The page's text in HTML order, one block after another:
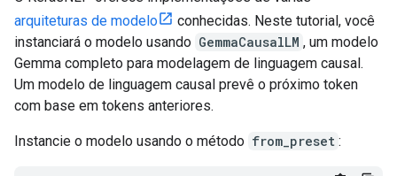
arquiteturas de modelo
conhecidas. Neste tutorial, você
instanciará o modelo usando GemmaCausalLM , um modelo
Gemma completo para modelagem de linguagem causal.
Um modelo de linguagem causal prevê o próximo token
com base em tokens anteriores.
Instancie o modelo usando o método from_preset :